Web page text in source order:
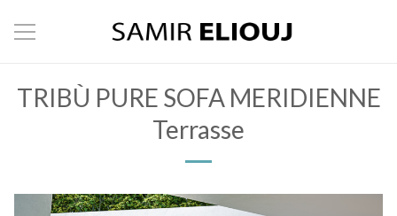
TRIBÙ PURE SOFA MERIDIENNE
Terrasse